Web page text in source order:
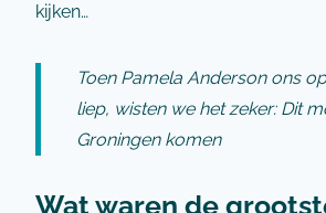
kijken…
Toen Pamela Anderson ons
liep, wisten we het zeker: Dit
Groningen komen
Wat waren de